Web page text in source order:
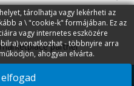
marketplace partner
Fogyasztóvédelem
tárolhatja vagy lekérheti az
a \ "cookie-k" formájában. Ez az
vagy internetes eszközére
vonatkozhat - többnyire arra
ahogyan elvárta.